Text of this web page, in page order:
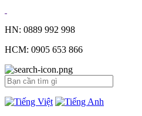
HN: 0889 992 998
HCM: 0905 653 866